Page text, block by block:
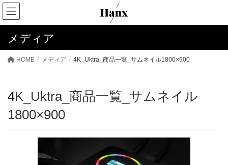
メディア
HOME メディア 4K_Uktra_商品一覧_サムネイル1800×900
4K_Uktra_商品一覧_サムネイル
1800×900